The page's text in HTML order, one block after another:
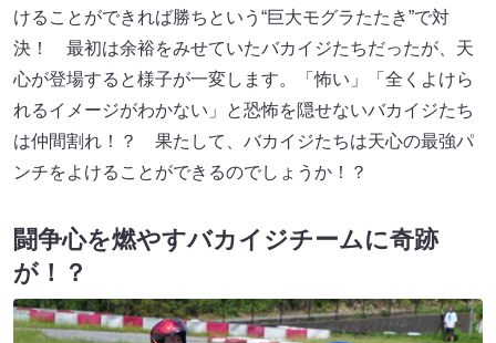
けることができれば勝ちという“巨大モグラたたき”で対
決！ 最初は余裕をみせていたバカイジたちだったが、天
心が登場すると様子が一変します。「怖い」「全くよけら
れるイメージがわかない」と恐怖を隠せないバカイジたち
は仲間割れ！？ 果たして、バカイジたちは天心の最強パ
ンチをよけることができるのでしょうか！？
闘争心を燃やすバカイジチームに奇跡
が！？